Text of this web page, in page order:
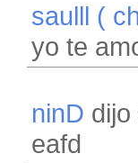
saulll (
yo te
ninD dijo
eafd